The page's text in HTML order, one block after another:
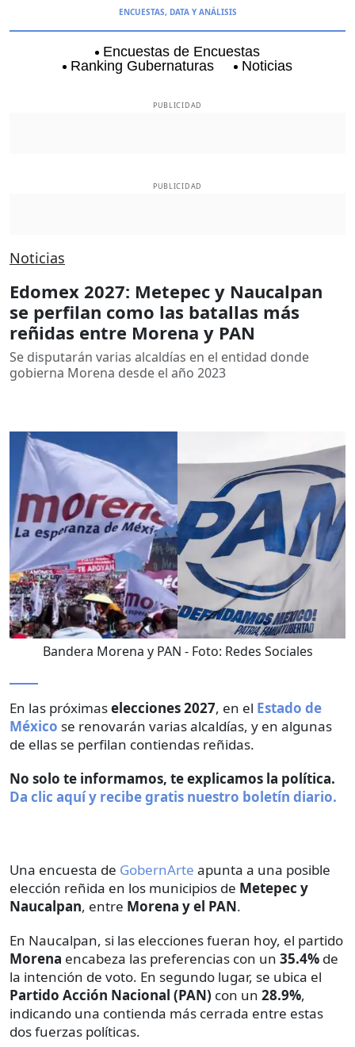
ENCUESTAS, DATA Y ANÁLISIS
Encuestas de Encuestas
Ranking Gubernaturas
Noticias
PUBLICIDAD
PUBLICIDAD
Noticias
Edomex 2027: Metepec y Naucalpan
se perfilan como las batallas más
reñidas entre Morena y PAN
Se disputarán varias alcaldías en el entidad donde
gobierna Morena desde el año 2023
Bandera Morena y PAN - Foto: Redes Sociales
En las próximaselecciones 2027, en el Estado de
México se renovarán varias alcaldías, y en algunas
de ellas se perfilan contiendas reñidas.
No solo te informamos, te explicamos la política.
Da clic aquí y recibe gratis nuestro boletín diario.
Una encuesta de GobernArte apunta a una posible
elección reñida en los municipios de Metepec y
Naucalpan, entre Morena y el PAN.
En Naucalpan, si las elecciones fueran hoy, el partido
Morena encabeza las preferencias con un 35.4% de
la intención de voto. En segundo lugar, se ubica el
Partido Acción Nacional (PAN) con un 28.9%,
indicando una contienda más cerrada entre estas
dos fuerzas políticas.